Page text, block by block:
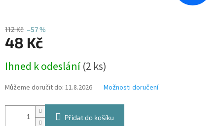
112 Kč –57 %
48 Kč
cena:
Ihned k odeslání(2 ks)
Můžeme doručit do: 11.8.2026 Možnosti doručení
Přidat do košíku